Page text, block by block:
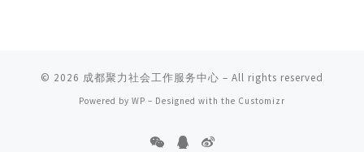
© 2026 成都聚力社会工作服务中心 – All rights reserved
Powered by WP – Designed with the Customizr